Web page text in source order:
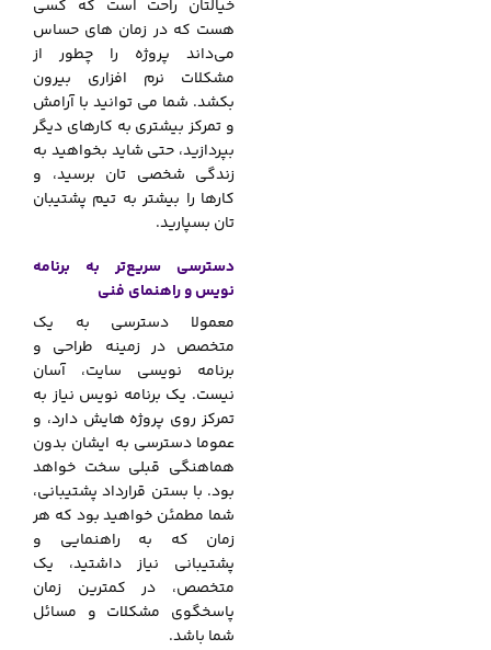
خیالتان راحت است که کسی
هست که در زمان های حساس
می‌داند پروژه را چطور از
مشکلات نرم افزاری بیرون
بکشد. شما می توانید با آرامش
و تمرکز بیشتری به کارهای دیگر
بپردازید، حتی شاید بخواهید به
زندگی شخصی تان برسید، و
کارها را بیشتر به تیم پشتیبان
تان بسپارید.
دسترسی سریع‌تر به برنامه
نویس و راهنمای فنی
معمولا دسترسی به یک
متخصص در زمینه طراحی و
برنامه نویسی سایت، آسان
نیست. یک برنامه نویس نیاز به
تمرکز روی پروژه هایش دارد، و
عموما دسترسی به ایشان بدون
هماهنگی قبلی سخت خواهد
بود. با بستن قرارداد پشتیبانی،
شما مطمئن خواهید بود که هر
زمان که به راهنمایی و
پشتیبانی نیاز داشتید، یک
متخصص، در کمترین زمان
پاسخگوی مشکلات و مسائل
شما باشد.